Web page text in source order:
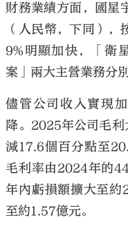
財務業績方面，國星
（人民幣，下同）
9%明顯加快，「衛
案」兩大主營業務分
儘管公司收入實現
降。2025年公司毛
減17.6個百分點至
毛利率由2024年的
年內虧損額擴大至約
至約1.57億元。